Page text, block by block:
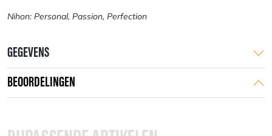
Nihon: Personal, Passion, Perfection
GEGEVENS
BEOORDELINGEN